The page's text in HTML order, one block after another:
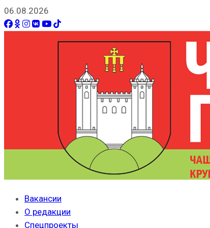
06.08.2026
Вакансии
О редакции
Спецпроекты